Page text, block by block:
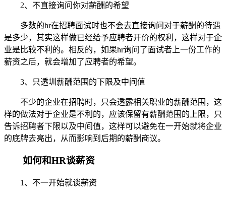
2、不直接询问你对薪酬的希望
多数的hr在招聘面试时也不会去直接询问对于薪酬的待遇
是多少，其实这样做已经给予应聘者开价的权利，这样对于企
业是比较不利的。相反的，如果hr询问了面试者上一份工作的
薪资之后，就会增加了应聘者的希望。
3、只透圳薪酬范围的下限及中间值
不少的企业在招聘时，只会透露相关职业的薪酬范围，这
样的做法对于企业是不利的，应该保留有薪酬范围的上限，只
告诉招聘者下限以及中间值，这样可以避免在一开始就将企业
的底牌去亮出，从而影响到后期的薪酬商议。
如何和HR谈薪资
1、不一开始就谈薪资